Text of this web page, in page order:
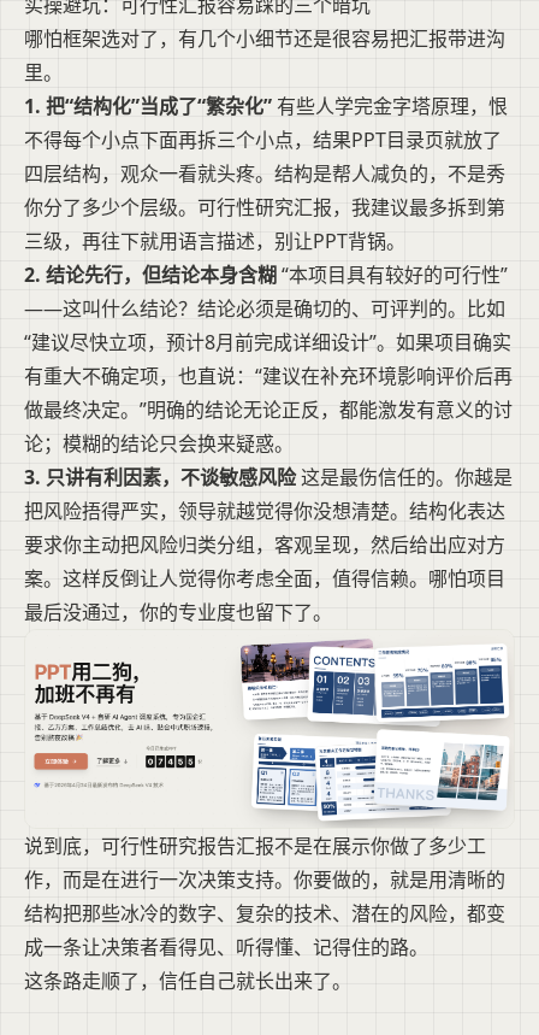
哪怕框架选对了，有几个小细节还是很容易把汇报带进沟
里。
1. 把“结构化”当成了“繁杂化” 有些人学完金字塔原理，恨
不得每个小点下面再拆三个小点，结果PPT目录页就放了
四层结构，观众一看就头疼。结构是帮人减负的，不是秀
你分了多少个层级。可行性研究汇报，我建议最多拆到第
三级，再往下就用语言描述，别让PPT背锅。
2. 结论先行，但结论本身含糊“本项目具有较好的可行性”
——这叫什么结论？结论必须是确切的、可评判的。比如
“建议尽快立项，预计8月前完成详细设计”。如果项目确实
有重大不确定项，也直说：“建议在补充环境影响评价后再
做最终决定。”明确的结论无论正反，都能激发有意义的讨
论；模糊的结论只会换来疑惑。
3. 只讲有利因素，不谈敏感风险这是最伤信任的。你越是
把风险捂得严实，领导就越觉得你没想清楚。结构化表达
要求你主动把风险归类分组，客观呈现，然后给出应对方
案。这样反倒让人觉得你考虑全面，值得信赖。哪怕项目
最后没通过，你的专业度也留下了。
说到底，可行性研究报告汇报不是在展示你做了多少工
作，而是在进行一次决策支持。你要做的，就是用清晰的
结构把那些冰冷的数字、复杂的技术、潜在的风险，都变
成一条让决策者看得见、听得懂、记得住的路。
这条路走顺了，信任自己就长出来了。